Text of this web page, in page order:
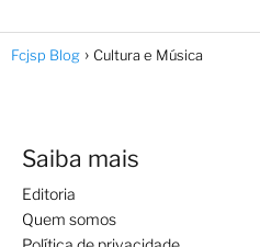
Fcjsp Blog Cultura e Música
Saiba mais
Editoria
Quem somos